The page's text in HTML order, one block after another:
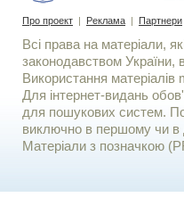
Про проект | Реклама | Партнери
Всі права на матеріали,
законодавством України,
Використання матерiалiв
Для iнтернет-видань
для пошукових систем.
виключно в першому чи в
Матеріали з позначкою